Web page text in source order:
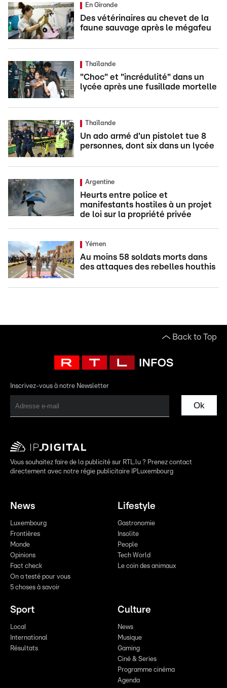
En Gironde
Des vétérinaires au chevet de la
faune sauvage après le mégafeu
Thaïlande
"Choc" et "incrédulité" dans un
lycée après une fusillade mortelle
Thaïlande
Un ado armé d'un pistolet tue 8
personnes, dont six dans un lycée
Argentine
Heurts entre police et
manifestants hostiles à un projet
de loi sur la propriété privée
Yémen
Au moins 58 soldats morts dans
des attaques des rebelles houthis
Back to Top
Inscrivez-vous à notre Newsletter
Ok
Vous souhaitez faire de la publicité sur RTL.lu ? Prenez contact
directement avec notre régie publicitaire IPLuxembourg
News
Luxembourg
Frontières
Monde
Opinions
Fact check
On a testé pour vous
5 choses à savoir
Lifestyle
Gastronomie
Insolite
People
Tech World
Le coin des animaux
Sport
Local
International
Résultats
Culture
News
Musique
Gaming
Ciné & Series
Programme cinéma
Agenda